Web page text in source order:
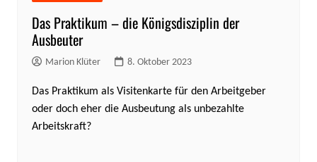
Das Praktikum – die Königsdisziplin der
Ausbeuter
Marion Klüter 8. Oktober 2023
Das Praktikum als Visitenkarte für den Arbeitgeber
oder doch eher die Ausbeutung als unbezahlte
Arbeitskraft?